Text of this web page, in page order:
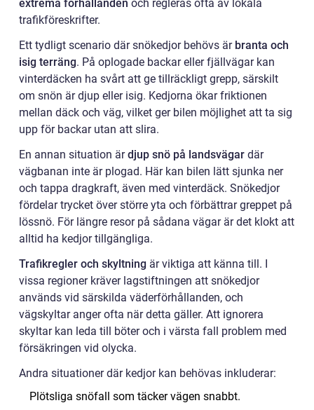
extrema förhållanden och regleras ofta av lokala
trafikföreskrifter.
Ett tydligt scenario där snökedjor behövs är branta och
isig terräng. På oplogade backar eller fjällvägar kan
vinterdäcken ha svårt att ge tillräckligt grepp, särskilt
om snön är djup eller isig. Kedjorna ökar friktionen
mellan däck och väg, vilket ger bilen möjlighet att ta sig
upp för backar utan att slira.
En annan situation ärdjup snö på landsvägar där
vägbanan inte är plogad. Här kan bilen lätt sjunka ner
och tappa dragkraft, även med vinterdäck. Snökedjor
fördelar trycket över större yta och förbättrar greppet på
lössnö. För längre resor på sådana vägar är det klokt att
alltid ha kedjor tillgängliga.
Trafikregler och skyltning är viktiga att känna till. I
vissa regioner kräver lagstiftningen att snökedjor
används vid särskilda väderförhållanden, och
vägskyltar anger ofta när detta gäller. Att ignorera
skyltar kan leda till böter och i värsta fall problem med
försäkringen vid olycka.
Andra situationer där kedjor kan behövas inkluderar:
Plötsliga snöfall som täcker vägen snabbt.